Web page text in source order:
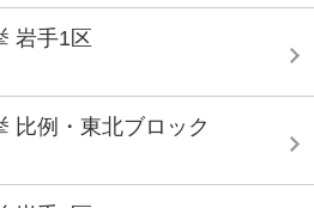
岩手1区
比例・東北ブロック